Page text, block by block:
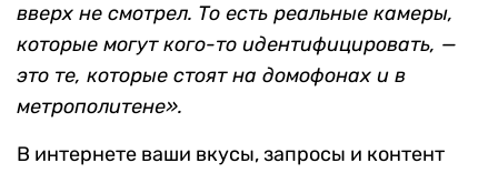
вверх не смотрел. То есть реальные камеры,
которые могут кого-то идентифицировать, —
это те, которые стоят на домофонах и в
метрополитене».
В интернете ваши вкусы, запросы и контент